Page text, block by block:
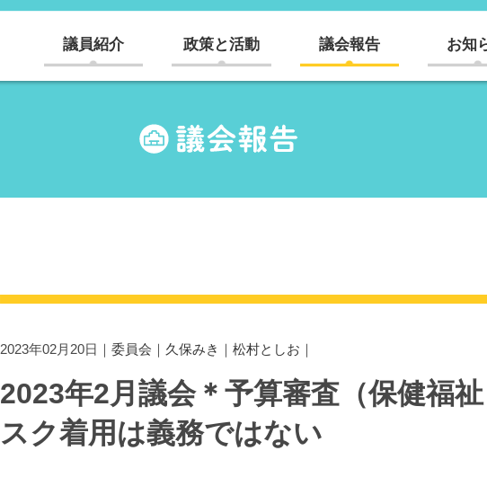
議員紹介 政策と活動 議会報告 お知
2023年02月20日｜ 委員会 ｜ 久保みき ｜ 松村としお ｜
2023年2月議会＊予算審査（保健福
スク着用は義務ではない